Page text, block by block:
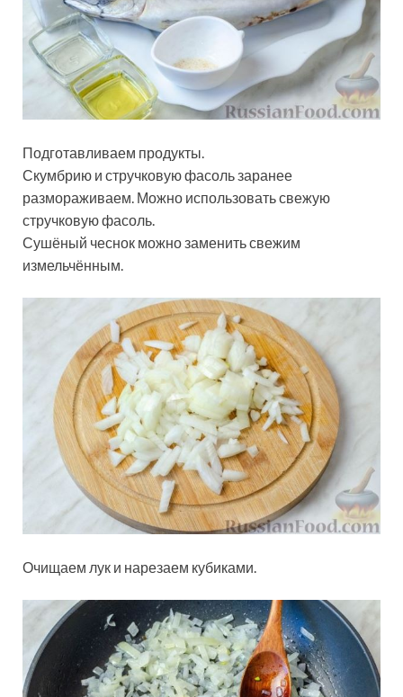
Подготавливаем продукты.
Скумбрию и стручковую фасоль заранее
размораживаем. Можно использовать свежую
стручковую фасоль.
Сушёный чеснок можно заменить свежим
измельчённым.
Очищаем лук и нарезаем кубиками.